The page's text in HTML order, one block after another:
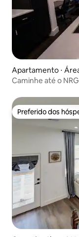
Apartamento ⋅
Caminhe até o
Preferido dos
Preferido dos